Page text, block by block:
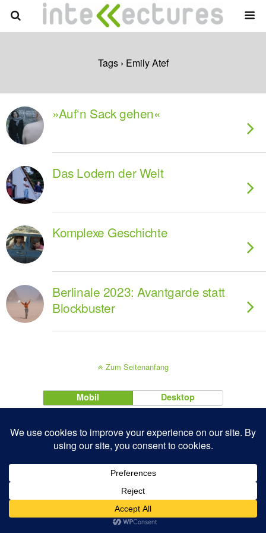
Tags › Emily Atef
»Auf‘n Sack gehen«
Das Lodern der Welt
Komplexe Geschichte
Berlinale 2023: Avantgarde statt
Blockbuster
Zum Seitenanfang
Mobil Desktop